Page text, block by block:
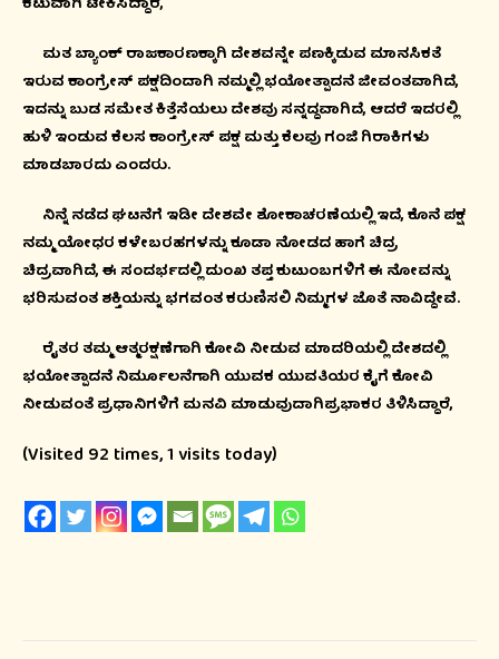
ಮತ ಬ್ಯಾಂಕ್ ರಾಜಕಾರಣಕ್ಕಾಗಿ ದೇಶವನ್ನೇ ಪಣಕ್ಕಿಡುವ ಮಾನಸಿಕತೆ
ಇರುವ ಕಾಂಗ್ರೇಸ್ ಪಕ್ಷದಿಂದಾಗಿ ನಮ್ಮಲ್ಲಿ ಭಯೋತ್ಪಾದನೆ ಜೀವಂತವಾಗಿದೆ,
ಇದನ್ನು ಬುಡ ಸಮೇತ ಕಿತ್ತೆಸೆಯಲು ದೇಶವು ಸನ್ನದ್ದವಾಗಿದೆ, ಆದರೆ ಇದರಲ್ಲಿ
ಹುಳಿ ಇಂಡುವ ಕೆಲಸ ಕಾಂಗ್ರೇಸ್ ಪಕ್ಷ ಮತ್ತು ಕೆಲವು ಗಂಜಿ ಗಿರಾಕಿಗಳು
ಮಾಡಬಾರದು ಎಂದರು.
ನಿನ್ನೆ ನಡೆದ ಘಟನೆಗೆ ಇಡೀ ದೇಶವೇ ಶೋಕಾಚರಣೆಯಲ್ಲಿ ಇದೆ, ಕೊನೆ ಪಕ್ಷ
ನಮ್ಮ ಯೋಧರ ಕಳೇಬರಹಗಳನ್ನು ಕೂಡಾ ನೋಡದ ಹಾಗೆ ಚಿದ್ರ
ಚಿದ್ರವಾಗಿದೆ, ಈ ಸಂದರ್ಭದಲ್ಲಿ ದುಂಖ ತಪ್ತ ಕುಟುಂಬಗಳಿಗೆ ಈ ನೋವನ್ನು
ಭರಿಸುವಂತ ಶಕ್ತಿಯನ್ನು ಭಗವಂತ ಕರುಣಿಸಲಿ ನಿಮ್ಮಗಳ ಜೊತೆ ನಾವಿದ್ದೇವೆ.
ರೈತರ ತಮ್ಮ ಆತ್ಮರಕ್ಷಣೆಗಾಗಿ ಕೋವಿ ನೀಡುವ ಮಾದರಿಯಲ್ಲಿ ದೇಶದಲ್ಲಿ
ಭಯೋತ್ಪಾದನೆ ನಿರ್ಮೂಲನೆಗಾಗಿ ಯುವಕ ಯುವತಿಯರ ಕೈಗೆ ಕೋವಿ
ನೀಡುವಂತೆ ಪ್ರಧಾನಿಗಳಿಗೆ ಮನವಿ ಮಾಡುವುದಾಗಿಪ್ರಭಾಕರ ತಿಳಿಸಿದ್ದಾರೆ,
(Visited 92 times, 1 visits today)